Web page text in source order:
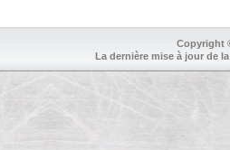
Copyright
La dernière mise à jour de